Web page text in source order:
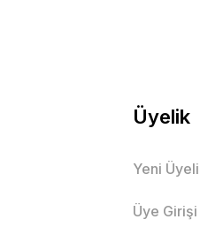
Üyelik
Yeni
Üye Girişi